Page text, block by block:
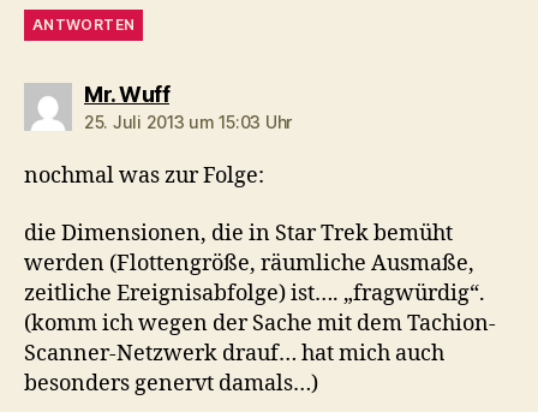
ANTWORTEN
Mr. Wuffsagt:
25. Juli 2013 um 15:03 Uhr
nochmal was zur Folge:
die Dimensionen, die in Star Trek bemüht
werden (Flottengröße, räumliche Ausmaße,
zeitliche Ereignisabfolge) ist…. „fragwürdig“.
(komm ich wegen der Sache mit dem Tachion-
Scanner-Netzwerk drauf… hat mich auch
besonders genervt damals…)